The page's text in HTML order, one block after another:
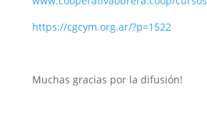
https://cgcym.org.ar/?p=1522
Muchas gracias por la difusión!